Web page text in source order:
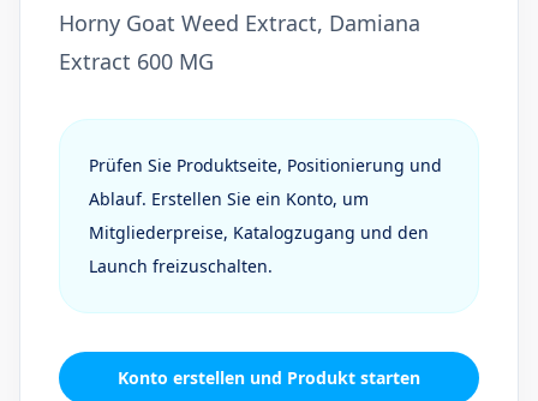
Horny Goat Weed Extract, Damiana
Extract 600 MG
Prüfen Sie Produktseite, Positionierung und
Ablauf. Erstellen Sie ein Konto, um
Mitgliederpreise, Katalogzugang und den
Launch freizuschalten.
Konto erstellen und Produkt starten